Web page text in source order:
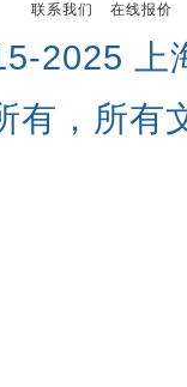
联系我们 在线报价
2025 上
有，所有